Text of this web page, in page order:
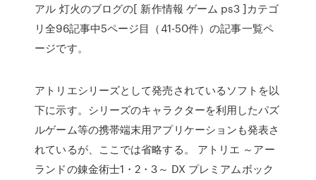
アル 灯火のブログの[ 新作情報 ゲーム ps3 ]カテゴ
リ全96記事中5ページ目（41-50件）の記事一覧ペ
ージです。
アトリエシリーズとして発売されているソフトを以
下に示す。シリーズのキャラクターを利用したパズ
ルゲーム等の携帯端末用アプリケーションも発表さ
れているが、ここでは省略する。 アトリエ ～アー
ランドの錬金術士1・2・3～ DX プレミアムボック